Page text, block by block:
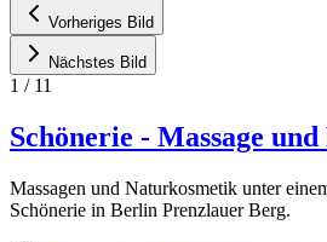
Vorheriges Bild
Nächstes Bild
1 / 11
Schönerie - Massage
Massagen und Naturkosmetik unter
Schönerie in Berlin Prenzlauer Berg.